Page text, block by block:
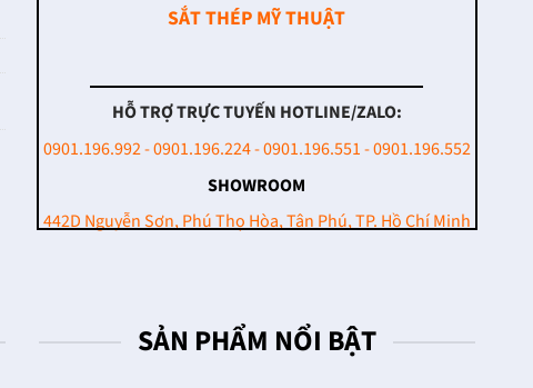
SẮT THÉP MỸ THUẬT
HỖ TRỢ TRỰC TUYẾN HOTLINE/ZALO:
0901.196.992 - 0901.196.224 - 0901.196.551 - 0901.196.552
SHOWROOM
442D Nguyễn Sơn, Phú Thọ Hòa, Tân Phú, TP. Hồ Chí Minh
SẢN PHẨM NỔI BẬT